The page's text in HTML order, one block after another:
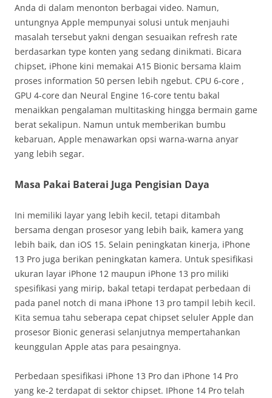
Anda di dalam menonton berbagai video. Namun,
untungnya Apple mempunyai solusi untuk menjauhi
masalah tersebut yakni dengan sesuaikan refresh rate
berdasarkan type konten yang sedang dinikmati. Bicara
chipset, iPhone kini memakai A15 Bionic bersama klaim
proses information 50 persen lebih ngebut. CPU 6-core ,
GPU 4-core dan Neural Engine 16-core tentu bakal
menaikkan pengalaman multitasking hingga bermain game
berat sekalipun. Namun untuk memberikan bumbu
kebaruan, Apple menawarkan opsi warna-warna anyar
yang lebih segar.
Masa Pakai Baterai Juga Pengisian Daya
Ini memiliki layar yang lebih kecil, tetapi ditambah
bersama dengan prosesor yang lebih baik, kamera yang
lebih baik, dan iOS 15. Selain peningkatan kinerja, iPhone
13 Pro juga berikan peningkatan kamera. Untuk spesifikasi
ukuran layar iPhone 12 maupun iPhone 13 pro miliki
spesifikasi yang mirip, bakal tetapi terdapat perbedaan di
pada panel notch di mana iPhone 13 pro tampil lebih kecil.
Kita semua tahu seberapa cepat chipset seluler Apple dan
prosesor Bionic generasi selanjutnya mempertahankan
keunggulan Apple atas para pesaingnya.
Perbedaan spesifikasi iPhone 13 Pro dan iPhone 14 Pro
yang ke-2 terdapat di sektor chipset. IPhone 14 Pro telah